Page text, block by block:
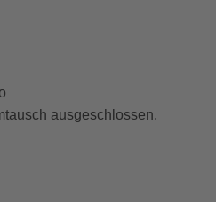
ausgeschlossen.